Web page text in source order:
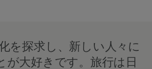
を探求し、新しい人々に
が大好きです。旅行は日